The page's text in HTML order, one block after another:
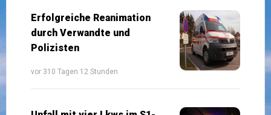
Erfolgreiche Reanimation
durch Verwandte und
Polizisten
vor 310 Tagen 12 Stunden